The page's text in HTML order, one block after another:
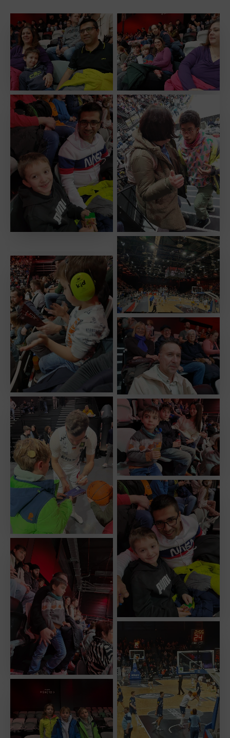
No Caption No Caption
No Caption No Caption
No Caption
No Caption
No Caption
No Caption
No Caption
No Caption
No Caption
No Caption
No Caption